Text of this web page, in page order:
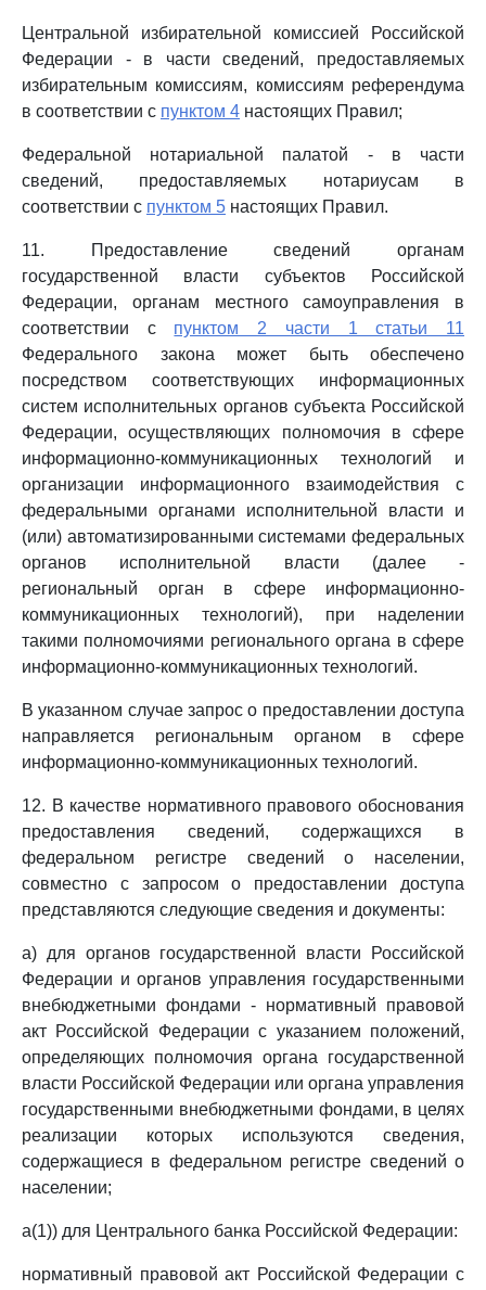
Центральной избирательной комиссией Российской
Федерации - в части сведений, предоставляемых
избирательным комиссиям, комиссиям референдума
в соответствии с пунктом 4 настоящих Правил;
Федеральной нотариальной палатой - в части
сведений, предоставляемых нотариусам в
соответствии с пунктом 5 настоящих Правил.
11. Предоставление сведений органам
государственной власти субъектов Российской
Федерации, органам местного самоуправления в
соответствии с пунктом 2 части 1 статьи 11
Федерального закона может быть обеспечено
посредством соответствующих информационных
систем исполнительных органов субъекта Российской
Федерации, осуществляющих полномочия в сфере
информационно-коммуникационных технологий и
организации информационного взаимодействия с
федеральными органами исполнительной власти и
(или) автоматизированными системами федеральных
органов исполнительной власти (далее -
региональный орган в сфере информационно-
коммуникационных технологий), при наделении
такими полномочиями регионального органа в сфере
информационно-коммуникационных технологий.
В указанном случае запрос о предоставлении доступа
направляется региональным органом в сфере
информационно-коммуникационных технологий.
12. В качестве нормативного правового обоснования
предоставления сведений, содержащихся в
федеральном регистре сведений о населении,
совместно с запросом о предоставлении доступа
представляются следующие сведения и документы:
а) для органов государственной власти Российской
Федерации и органов управления государственными
внебюджетными фондами - нормативный правовой
акт Российской Федерации с указанием положений,
определяющих полномочия органа государственной
власти Российской Федерации или органа управления
государственными внебюджетными фондами, в целях
реализации которых используются сведения,
содержащиеся в федеральном регистре сведений о
населении;
а(1)) для Центрального банка Российской Федерации:
нормативный правовой акт Российской Федерации с